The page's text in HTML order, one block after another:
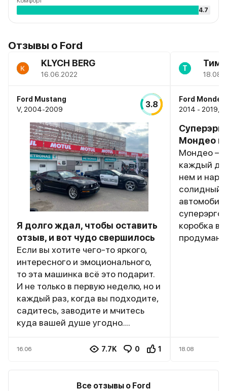
4.7
Отзывы о Ford
KLYCH BERG
16.06.2022
Ford Mustang
V, 2004-2009
3.8
Я долго ждал, чтобы оставить
отзыв, и вот чудо свершилось
Если вы хотите чего-то яркого,
интересного и эмоционального,
то эта машинка всё это подарит.
И не только в первую неделю, но и
каждый раз, когда вы подходите,
садитесь, заводите и мчитесь
куда вашей душе угодно....
16.06 7.7K 0 1
Т
Ford Mondeo
2014 - 2019, V
Мондео
Мондео –
каждый
нем и
солидный
коробка в
18.08
Все отзывы о Ford